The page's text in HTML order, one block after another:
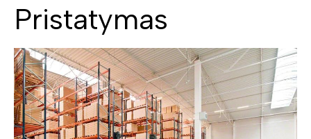
Pristatymas